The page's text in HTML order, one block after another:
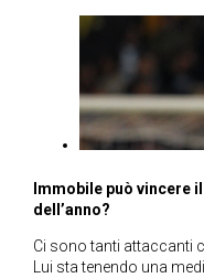
Immobile può vincere
dell’anno?
Ci sono tanti attaccanti
Lui sta tenendo una